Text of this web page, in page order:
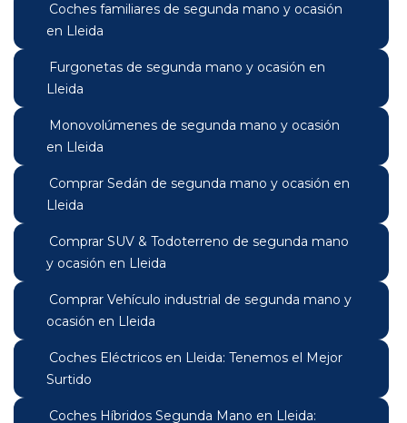
Coches familiares de segunda mano y ocasión
en Lleida
Furgonetas de segunda mano y ocasión en
Lleida
Monovolúmenes de segunda mano y ocasión
en Lleida
Comprar Sedán de segunda mano y ocasión en
Lleida
Comprar SUV & Todoterreno de segunda mano
y ocasión en Lleida
Comprar Vehículo industrial de segunda mano y
ocasión en Lleida
Coches Eléctricos en Lleida: Tenemos el Mejor
Surtido
Coches Híbridos Segunda Mano en Lleida: